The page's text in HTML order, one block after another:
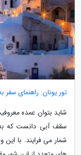
تور یونان: راهنمای سفر
شاید بتوان عمده
سقف آبی دانست که
شمار می فرایند. با